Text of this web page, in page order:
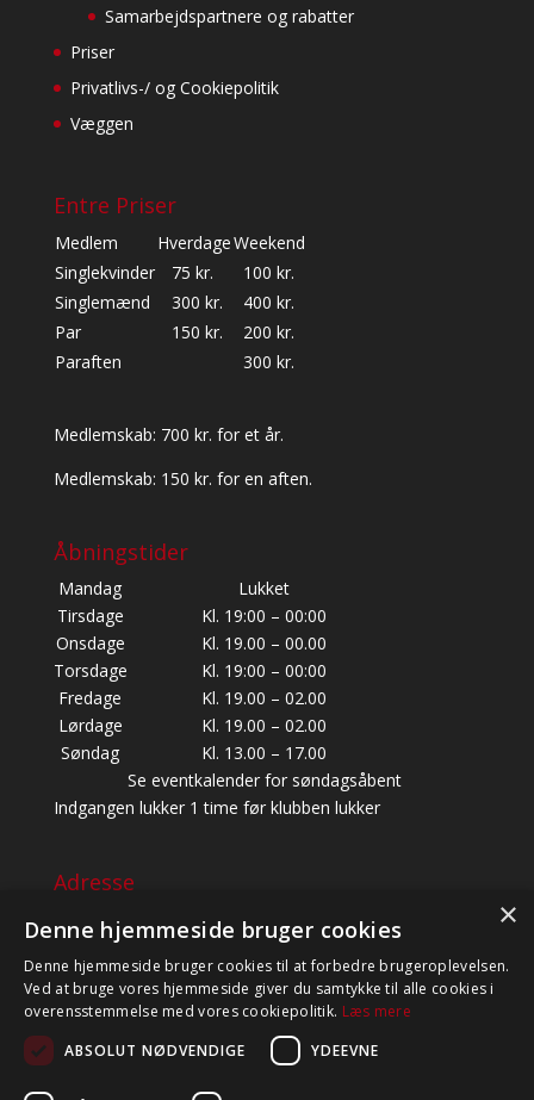
Samarbejdspartnere og rabatter
Priser
Privatlivs-/ og Cookiepolitik
Væggen
Entre Priser
Medlem HverdageWeekend
Singlekvinder
75 kr.
100 kr.
Singlemænd
300 kr.
400 kr.
Par
150 kr.
200 kr.
Paraften
300 kr.
Medlemskab: 700 kr. for et år.
Medlemskab: 150 kr. for en aften.
Åbningstider
Mandag
Lukket
Tirsdage
Kl. 19:00 – 00:00
Onsdage
Kl. 19.00 – 00.00
Torsdage
Kl. 19:00 – 00:00
Fredage
Kl. 19.00 – 02.00
Lørdage
Kl. 19.00 – 02.00
Søndag
Kl. 13.00 – 17.00
Se eventkalender for søndagsåbent
Indgangen lukker 1 time før klubben lukker
Adresse
BALDERSBÆKVEJ 22, 1. SAL,
2635 ISHØJ
CVR: 39454947
TELEFON: +45 60 81 82 83 (BESVARES KUN I
×
Denne hjemmeside bruger cookies
Denne hjemmeside bruger cookies til at forbedre brugeroplevelsen.
Ved at bruge vores hjemmeside giver du samtykke til alle cookies i
overensstemmelse med vores cookiepolitik. Læs mere
ABSOLUT NØDVENDIGE
YDEEVNE